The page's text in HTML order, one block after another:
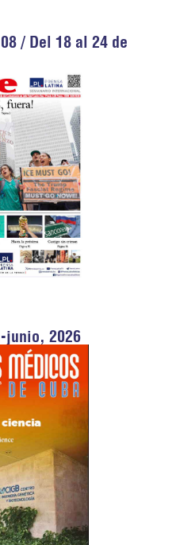
/ Del 18 al 24 de
junio, 2026